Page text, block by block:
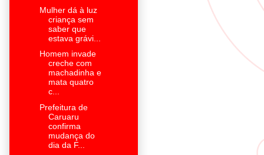
Mulher dá à luz
criança sem
saber que
estava grávi...
Homem invade
creche com
machadinha e
mata quatro
c...
Prefeitura de
Caruaru
confirma
mudança do
dia da F...